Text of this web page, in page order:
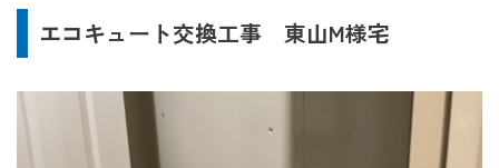
エコキュート交換工事 東山M様宅